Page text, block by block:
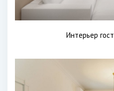
Интерьер